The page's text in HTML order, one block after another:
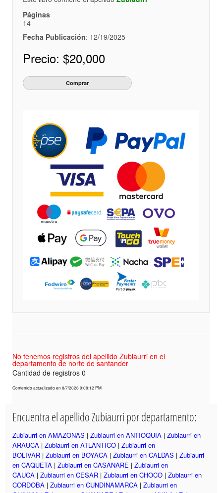
Páginas
14
Fecha Publicación: 12/19/2025
Precio: $20,000
No tenemos registros del apellido Zubiaurri en el
departamento de norte de santander
Cantidad de registros 0
Contenido actualizado en 8/7/2026 9:08:12 PM
Encuentra el apellido Zubiaurri por departamento:
Zubiaurri en AMAZONAS | Zubiaurri en ANTIOQUIA | Zubiaurri en
ARAUCA | Zubiaurri en ATLANTICO | Zubiaurri en
BOLIVAR | Zubiaurri en BOYACA | Zubiaurri en CALDAS | Zubiaurri
en CAQUETA | Zubiaurri en CASANARE | Zubiaurri en
CAUCA | Zubiaurri en CESAR | Zubiaurri en CHOCO | Zubiaurri en
CORDOBA | Zubiaurri en CUNDINAMARCA | Zubiaurri en